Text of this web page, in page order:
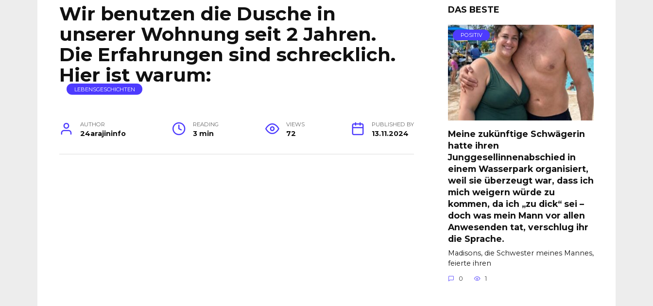
Wir benutzen die Dusche in
unserer Wohnung seit 2 Jahren.
Die Erfahrungen sind schrecklich.
Hier ist warum:
LEBENSGESCHICHTEN
AUTHOR
24arajininfo
READING
3 min
VIEWS
72
PUBLISHED BY
13.11.2024
DAS BESTE
POSITIV
Meine zukünftige Schwägerin
hatte ihren
Junggesellinnenabschied in
einem Wasserpark organisiert,
weil sie überzeugt war, dass ich
mich weigern würde zu
kommen, da ich „zu dick“ sei –
doch was mein Mann vor allen
Anwesenden tat, verschlug ihr
die Sprache.
Madisons, die Schwester meines Mannes,
feierte ihren
0 1